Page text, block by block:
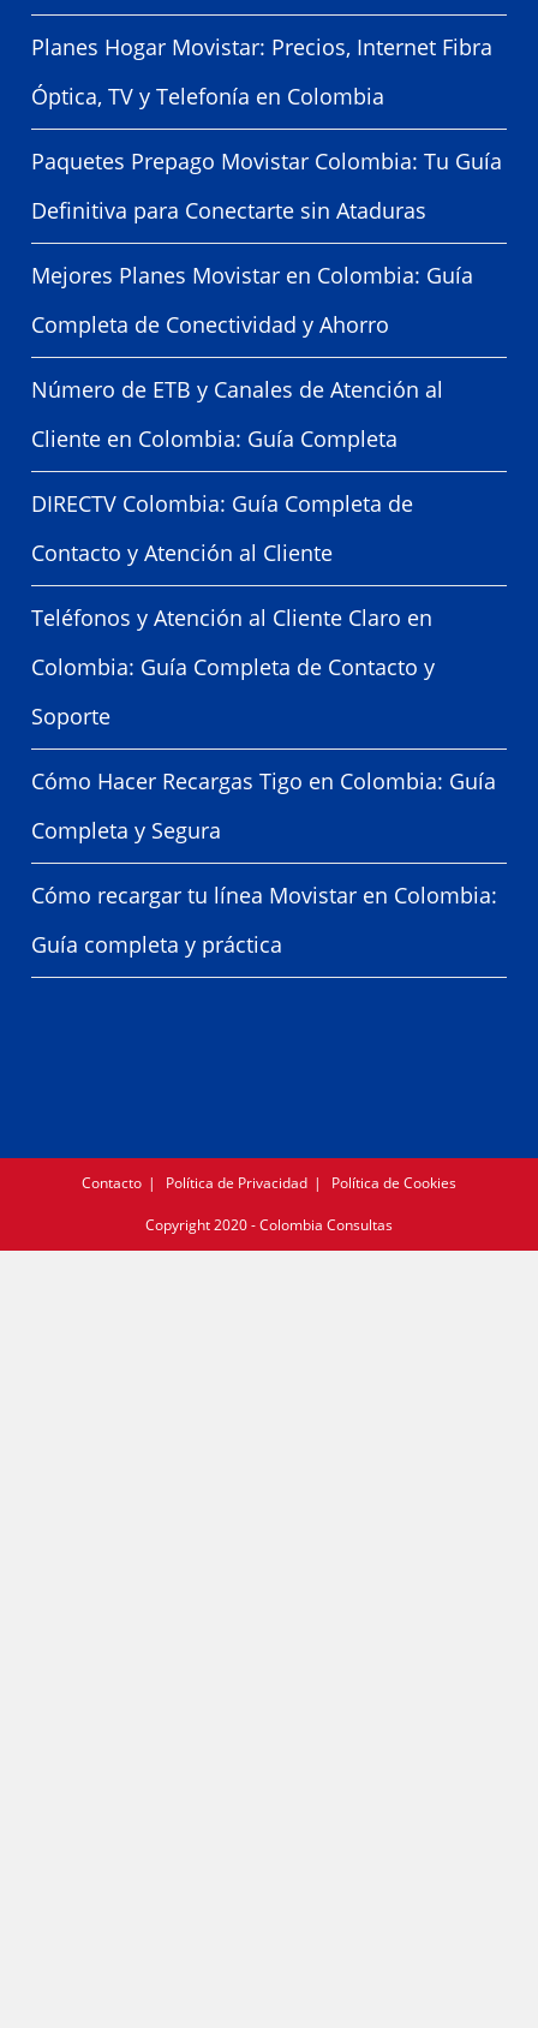
Planes Hogar Movistar: Precios, Internet Fibra
Óptica, TV y Telefonía en Colombia
Paquetes Prepago Movistar Colombia: Tu Guía
Definitiva para Conectarte sin Ataduras
Mejores Planes Movistar en Colombia: Guía
Completa de Conectividad y Ahorro
Número de ETB y Canales de Atención al
Cliente en Colombia: Guía Completa
DIRECTV Colombia: Guía Completa de
Contacto y Atención al Cliente
Teléfonos y Atención al Cliente Claro en
Colombia: Guía Completa de Contacto y
Soporte
Cómo Hacer Recargas Tigo en Colombia: Guía
Completa y Segura
Cómo recargar tu línea Movistar en Colombia:
Guía completa y práctica
Contacto Política de Privacidad Política de Cookies
Copyright 2020 - Colombia Consultas